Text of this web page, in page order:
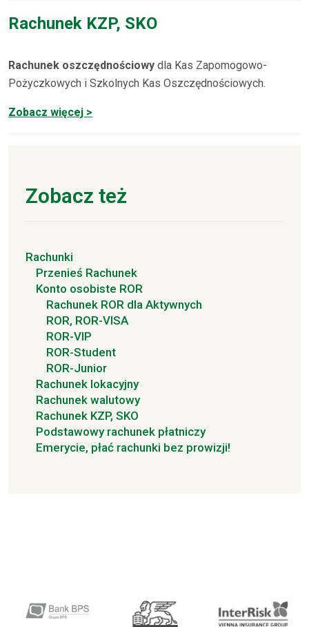
Rachunek KZP, SKO
Rachunek oszczędnościowy dla Kas Zapomogowo-
Pożyczkowych i Szkolnych Kas Oszczędnościowych.
Zobacz więcej >
Zobacz też
Rachunki
Przenieś Rachunek
Konto osobiste ROR
Rachunek ROR dla Aktywnych
ROR, ROR-VISA
ROR-VIP
ROR-Student
ROR-Junior
Rachunek lokacyjny
Rachunek walutowy
Rachunek KZP, SKO
Podstawowy rachunek płatniczy
Emerycie, płać rachunki bez prowizji!